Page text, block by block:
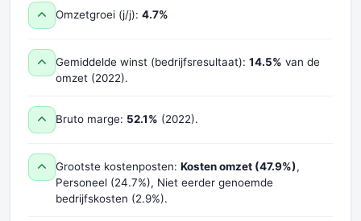
Omzetgroei (j/j): 4.7%
Gemiddelde winst (bedrijfsresultaat): 14.5% van de
omzet (2022).
Bruto marge: 52.1% (2022).
Grootste kostenposten: Kosten omzet (47.9%),
Personeel (24.7%), Niet eerder genoemde
bedrijfskosten (2.9%).